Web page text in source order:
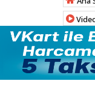
İstanbul Emniyeti Her
19:26 -Çekmeköy
Çerkez AK Parti’ye
16:56 -İstanbul’da
AK Parti’ye katılıyor